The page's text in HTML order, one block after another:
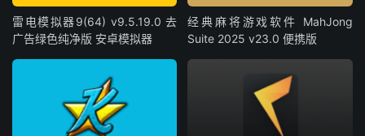
雷电模拟器9(64) v9.5.19.0 去
广告绿色纯净版 安卓模拟器
经典麻将游戏软件 MahJong
Suite 2025 v23.0 便携版